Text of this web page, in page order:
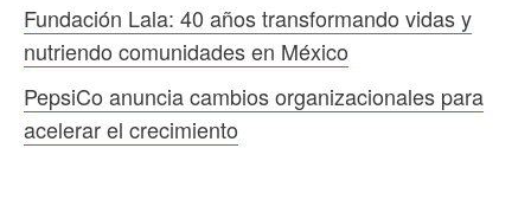
Fundación Lala: 40 años transformando vidas y
nutriendo comunidades en México
PepsiCo anuncia cambios organizacionales para
acelerar el crecimiento